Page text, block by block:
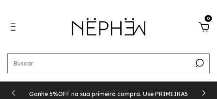
0
Ganhe 5%OFF na sua primeira compra. Use PRIMEIRA5